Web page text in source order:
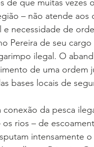
de que muitas
– não atende
e necessidade de
Pereira de seu
ilegal. O
de uma ordem
bases locais de
conexão da pesca
os rios – de
intensamente